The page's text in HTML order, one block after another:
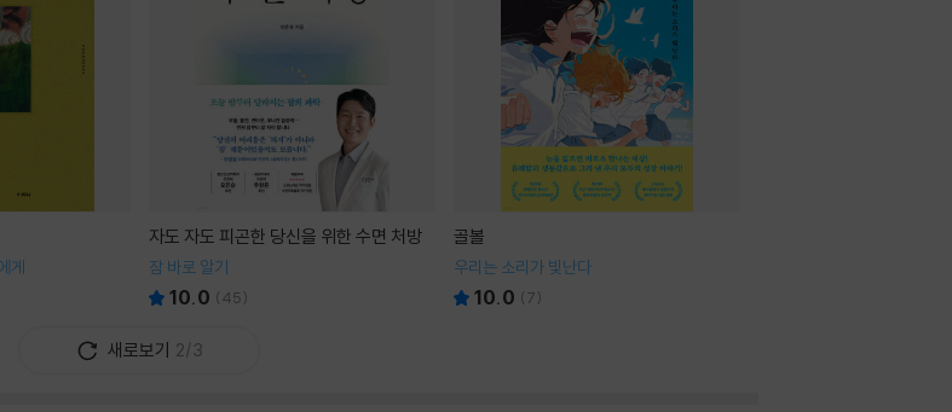
게
자도 자도 피곤한 당신을 위한 수면 처방
잠 바로 알기
10.0 (45)
골볼
우리는 소리가 빛난다
10.0 (7)
새로보기 2/3